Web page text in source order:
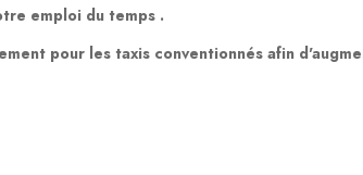
emploi du temps .
pour les taxis conventionnés afin